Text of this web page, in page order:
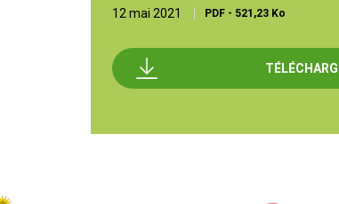
12 mai 2021 PDF - 521,23 Ko